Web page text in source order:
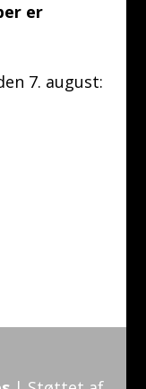
er
7. august: